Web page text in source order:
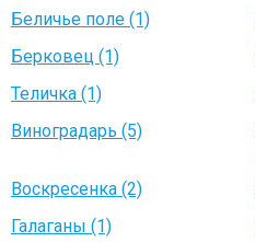
Беличье поле (1)
Берковец (1)
Теличка (1)
Виноградарь (5)
Воскресенка (2)
Галаганы (1)